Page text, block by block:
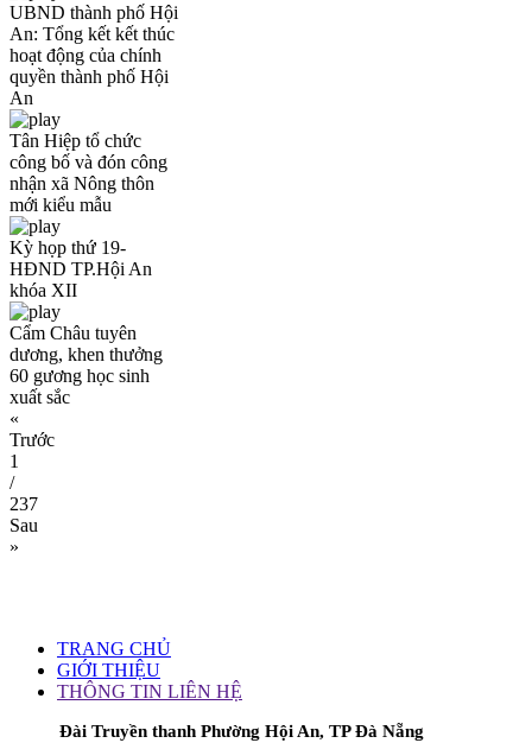
UBND thành phố Hội
An: Tổng kết kết thúc
hoạt động của chính
quyền thành phố Hội
An
Tân Hiệp tổ chức
công bố và đón công
nhận xã Nông thôn
mới kiểu mẫu
Kỳ họp thứ 19-
HĐND TP.Hội An
khóa XII
Cẩm Châu tuyên
dương, khen thưởng
60 gương học sinh
xuất sắc
«
Trước
1
/
237
Sau
»
TRANG CHỦ
GIỚI THIỆU
THÔNG TIN LIÊN HỆ
Đài Truyền thanh Phường Hội An, TP Đà Nẵng